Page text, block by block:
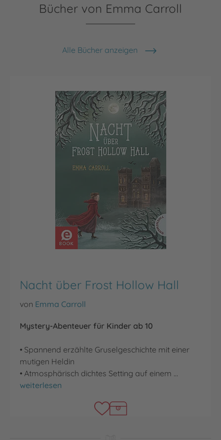
Bücher von Emma Carroll
Alle Bücher anzeigen
Nacht über Frost Hollow Hall
von Emma Carroll
Mystery-Abenteuer für Kinder ab 10
• Spannend erzählte Gruselgeschichte mit einer
mutigen Heldin
• Atmosphärisch dichtes Setting auf einem …
Nacht über Frost Hollow Hall
weiterlesen